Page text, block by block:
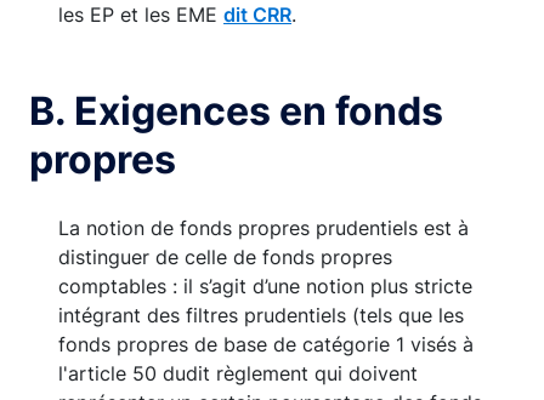
les EP et les EME dit CRR.
B. Exigences en fonds
propres
La notion de fonds propres prudentiels est à
distinguer de celle de fonds propres
comptables : il s’agit d’une notion plus stricte
intégrant des filtres prudentiels (tels que les
fonds propres de base de catégorie 1 visés à
l'article 50 dudit règlement qui doivent